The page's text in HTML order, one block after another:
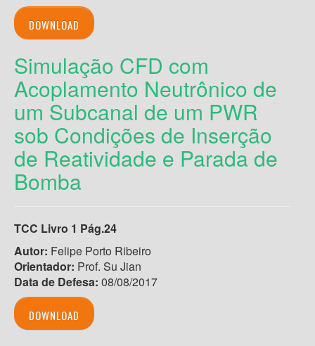
DOWNLOAD
Simulação CFD com
Acoplamento Neutrônico de
um Subcanal de um PWR
sob Condições de Inserção
de Reatividade e Parada de
Bomba
TCC Livro 1 Pág.24
Autor: Felipe Porto Ribeiro
Orientador: Prof. Su Jian
Data de Defesa: 08/08/2017
DOWNLOAD